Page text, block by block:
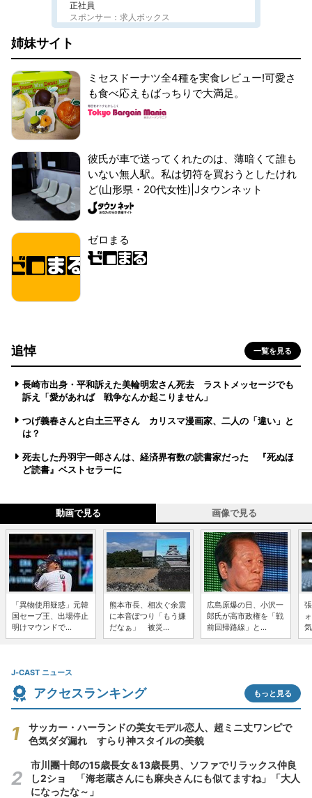
正社員
スポンサー：求人ボックス
姉妹サイト
ミセスドーナツ全4種を実食レビュー!可愛さ
も食べ応えもばっちりで大満足。
彼氏が車で送ってくれたのは、薄暗くて誰も
いない無人駅。私は切符を買おうとしたけれ
ど(山形県・20代女性)|Jタウンネット
ゼロまる
追悼 一覧を見る
長崎市出身・平和訴えた美輪明宏さん死去 ラストメッセージでも
訴え「愛があれば 戦争なんか起こりません」
つげ義春さんと白土三平さん カリスマ漫画家、二人の「違い」と
は？
死去した丹羽宇一郎さんは、経済界有数の読書家だった 『死ぬほ
ど読書』ベストセラーに
動画で見る 画像で見る
「異物使用疑惑」元韓
国セーブ王、出場停止
明けマウンドで...
熊本市長、相次ぐ余震
に本音ぽつり「もう嫌
だなぁ」 被災...
広島原爆の日、小沢一
郎氏が高市政権を「戦
前回帰路線」と...
J-CAST ニュース
アクセスランキング もっと見る
サッカー・ハーランドの美女モデル恋人、超ミニ丈ワンピで
色気ダダ漏れ すらり神スタイルの美貌
市川團十郎の15歳長女＆13歳長男、ソファでリラックス仲良
し2ショ 「海老蔵さんにも麻央さんにも似てますね」「大人
になったな～」